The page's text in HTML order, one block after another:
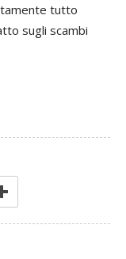
tutto
sugli scambi